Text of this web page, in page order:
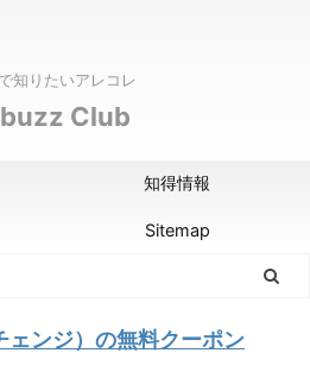
知りたいアレコレ
Club
知得情報
Sitemap
ェンジ）の無料クーポン